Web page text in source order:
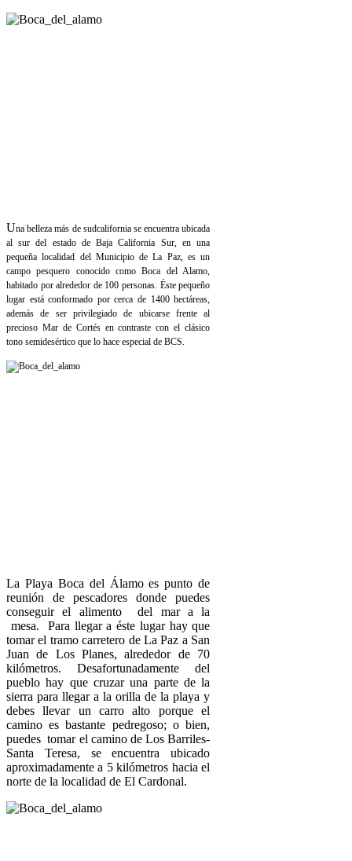
Una belleza más de sudcalifornia se encuentra ubicada
al sur del estado de Baja California Sur, en una
pequeña localidad del Municipio de La Paz, es un
campo pesquero conocido como Boca del Alamo,
habitado por alrededor de 100 personas. Éste pequeño
lugar está conformado por cerca de 1400 hectáreas,
además de ser privilegiado de ubicarse frente al
precioso Mar de Cortés en contraste con el clásico
tono semidesértico que lo hace especial de BCS.
La Playa Boca del Álamo es punto de
reunión de pescadores donde puedes
conseguir el alimento del mar a la
mesa. Para llegar a éste lugar hay que
tomar el tramo carretero de La Paz a San
Juan de Los Planes, alrededor de 70
kilómetros. Desafortunadamente del
pueblo hay que cruzar una parte de la
sierra para llegar a la orilla de la playa y
debes llevar un carro alto porque el
camino es bastante pedregoso; o bien,
puedes tomar el camino de Los Barriles-
Santa Teresa, se encuentra ubicado
aproximadamente a 5 kilómetros hacia el
norte de la localidad de El Cardonal.